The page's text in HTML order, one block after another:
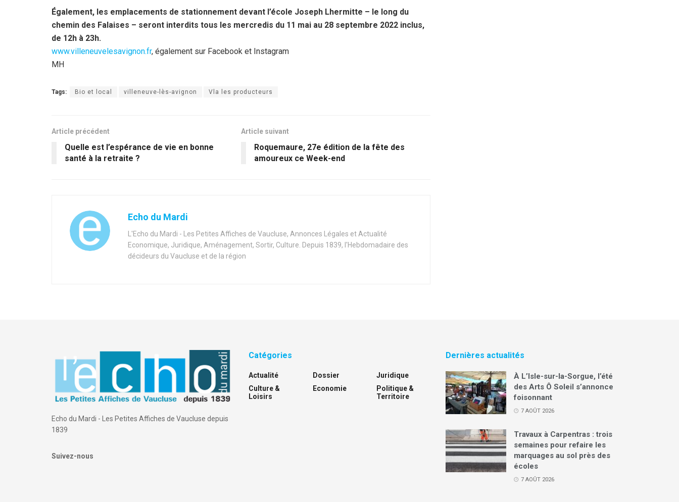
Également, les emplacements de stationnement devant l’école Joseph Lhermitte – le long du
chemin des Falaises – seront interdits tous les mercredis du 11 mai au 28 septembre 2022 inclus,
de 12h à 23h.
www.villeneuvelesavignon.fr, également sur Facebook et Instagram
MH
Tags: Bio et local villeneuve-lès-avignon Vla les producteurs
Article précédent
Quelle est l’espérance de vie en bonne
santé à la retraite ?
Article suivant
Roquemaure, 27e édition de la fête des
amoureux ce Week-end
Echo du Mardi
L'Echo du Mardi - Les Petites Affiches de Vaucluse, Annonces Légales et Actualité
Economique, Juridique, Aménagement, Sortir, Culture. Depuis 1839, l'Hebdomadaire des
décideurs du Vaucluse et de la région
Echo du Mardi - Les Petites Affiches de Vaucluse depuis
1839
Suivez-nous
Catégories
Actualité
Culture &
Loisirs
Dossier
Economie
Juridique
Politique &
Territoire
Dernières actualités
À L’Isle-sur-la-Sorgue, l’été
des Arts Ô Soleil s’annonce
foisonnant
7 AOÛT 2026
Travaux à Carpentras : trois
semaines pour refaire les
marquages au sol près des
écoles
7 AOÛT 2026